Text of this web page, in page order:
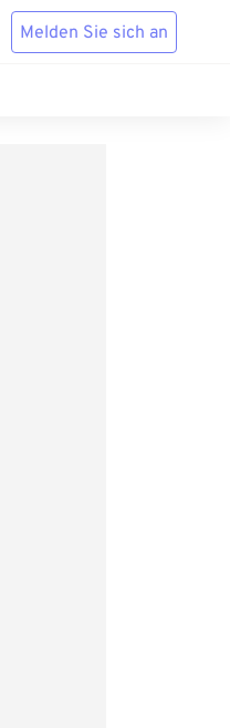
Melden Sie sich an